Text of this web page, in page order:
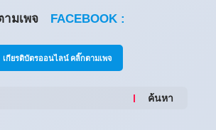
ามเพจ FACEBOOK :
เกียรติบัตรออนไลน์ คลิ๊กตามเพจ
ค้นหา